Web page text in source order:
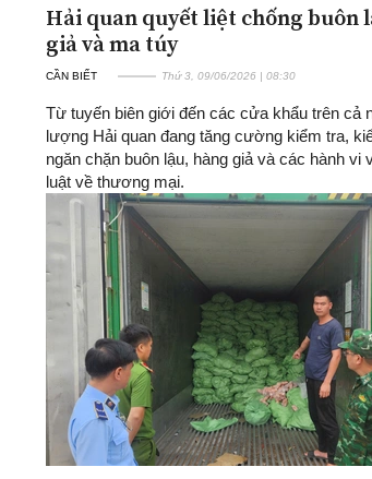
Hải quan quyết liệt chống buôn
giả và ma túy
CẦN BIẾT Thứ 3, 09/06/2026 | 08:30
Từ tuyến biên giới đến các cửa khẩu trên cả
lượng Hải quan đang tăng cường kiểm tra,
ngăn chặn buôn lậu, hàng giả và các hành vi
luật về thương mại.